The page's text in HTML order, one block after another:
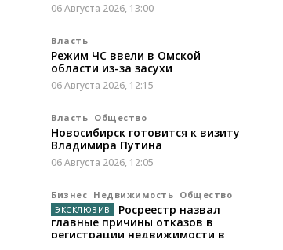
06 Августа 2026, 13:00
Власть
Режим ЧС ввели в Омской
области из-за засухи
06 Августа 2026, 12:15
Власть Общество
Новосибирск готовится к визиту
Владимира Путина
06 Августа 2026, 12:05
Бизнес Недвижимость Общество
Росреестр назвал
главные причины отказов в
регистрации недвижимости в